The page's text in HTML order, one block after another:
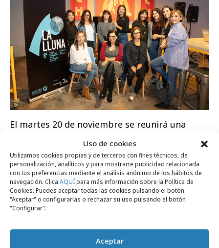
Uso de cookies
Utilizamos cookies propias y de terceros con fines técnicos, de
personalización, analíticos y para mostrarte publicidad relacionada
con tus preferencias mediante el análisis anónimo de los hábitos de
navegación. Clica AQUÍpara más información sobre la Política de
Cookies. Puedes aceptar todas las cookies pulsando el botón
"Aceptar" o configurarlas o rechazar su uso pulsando el botón
"Configurar".
Aceptar
El martes 20 de noviembre se reunirá una
representación del Jurado de ComunitAD junto
a Virginia Sánchez de Bankia, patrocinador de
la categoría; e Izaskun Arrien y Nuria Gutierrez
de la agencia El Ruso de Rocky, para
determinar cuáles de estos 10 trabajos
alcanzan el Oro, Plata y Bronce.
Todos los ganadores y premiados se
Gala del Festival La Lluna